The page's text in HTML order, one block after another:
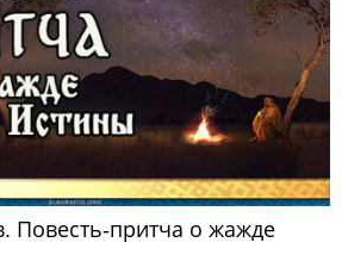
Повесть-притча о жажде